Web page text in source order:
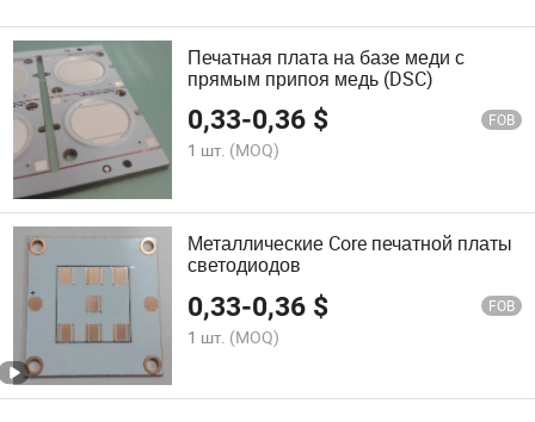
Печатная плата на базе меди с
прямым припоя медь (DSC)
0,33-0,36 $ FOB
1 шт. (MOQ)
Металлические Core печатной платы
светодиодов
0,33-0,36 $ FOB
1 шт. (MOQ)